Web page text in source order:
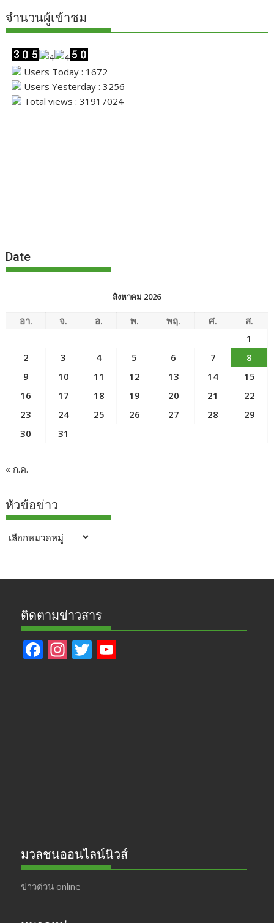
จำนวนผู้เข้าชม
Users Today : 1672
Users Yesterday : 3256
Total views : 31917024
Date
สิงหาคม 2026
อา. จ. อ. พ. พฤ. ศ.
ส.
1
2
3 4 5 6 7
8
9
10 11 12 13 14
15
16
17 18 19 20 21
22
23
24 25 26 27 28
29
30
31
« ก.ค.
หัวข้อข่าว
หัวข้อ
ติดตามข่าวสาร
F In T
มวลชนออนไลน์นิวส์
ข่าวด่วน online